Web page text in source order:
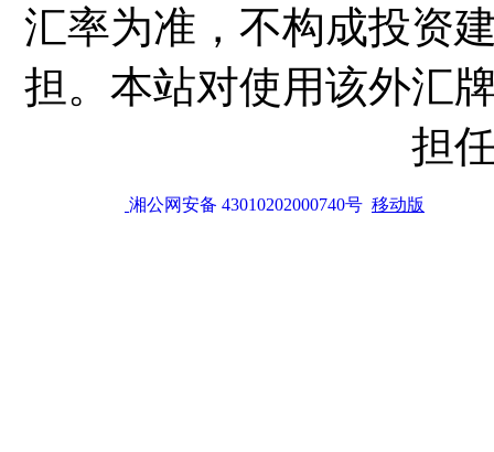
汇率为准，不构成投资
担。本站对使用该外汇
担
湘公网安备 43010202000740号 移动版